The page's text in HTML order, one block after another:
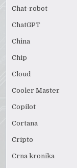
Chat-robot
ChatGPT
China
Chip
Cloud
Cooler Master
Copilot
Cortana
Cripto
Crna kronika